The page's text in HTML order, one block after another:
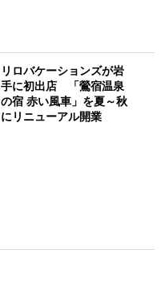
リロバケーションズが岩
手に初出店 「鶯宿温泉
の宿 赤い風車」を夏～秋
にリニューアル開業